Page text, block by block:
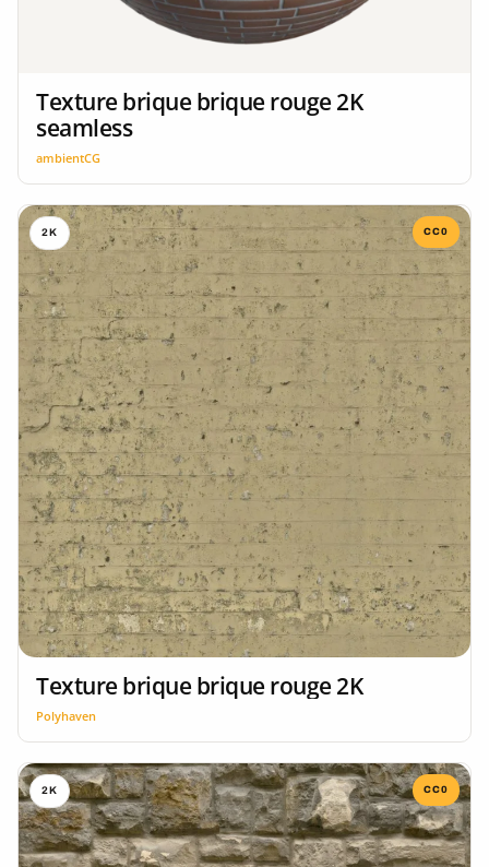
Texture brique brique rouge 2K
seamless
ambientCG
2K CC0
Texture brique brique rouge 2K
Polyhaven
2K CC0